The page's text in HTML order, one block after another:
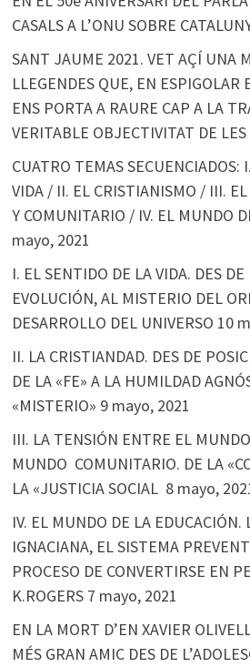
CASALS A L’ONU SOBRE
SANT JAUME 2021. VET AÇÍ UNA
LLEGENDES QUE, EN ESPIGOLAR
ENS PORTA A RAURE CAP A LA
VERITABLE OBJECTIVITAT DE LES
CUATRO TEMAS SECUENCIADOS:
VIDA / II. EL CRISTIANISMO / III.
Y COMUNITARIO / IV. EL MUNDO
mayo, 2021
I. EL SENTIDO DE LA VIDA. DES
EVOLUCIÓN, AL MISTERIO DEL
DESARROLLO DEL UNIVERSO 10
II. LA CRISTIANDAD. DES DE
DE LA «FE» A LA HUMILDAD
«MISTERIO» 9 mayo, 2021
III. LA TENSIÓN ENTRE EL
MUNDO COMUNITARIO. DE LA
LA «JUSTICIA SOCIAL 8 mayo,
IV. EL MUNDO DE LA EDUCACIÓN.
IGNACIANA, EL SISTEMA
PROCESO DE CONVERTIRSE EN
K.ROGERS 7 mayo, 2021
EN LA MORT D’EN XAVIER
MÉS GRAN AMIC DES DE